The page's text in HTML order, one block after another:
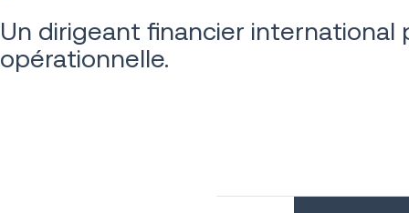
Un dirigeant financier international
opérationnelle.